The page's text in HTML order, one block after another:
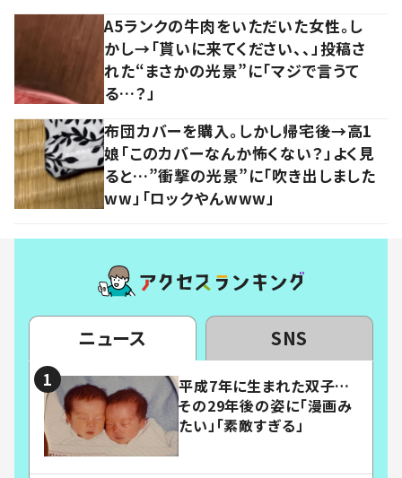
A5ランクの牛肉をいただいた女性。し
かし→「貰いに来てください、、」投稿さ
れた“まさかの光景”に「マジで言うて
る…？」
布団カバーを購入。しかし帰宅後→高1
娘「このカバーなんか怖くない？」よく見
ると…”衝撃の光景”に「吹き出しました
ww」「ロックやんwww」
ニュース SNS
平成7年に生まれた双子…
その29年後の姿に「漫画み
たい」「素敵すぎる」